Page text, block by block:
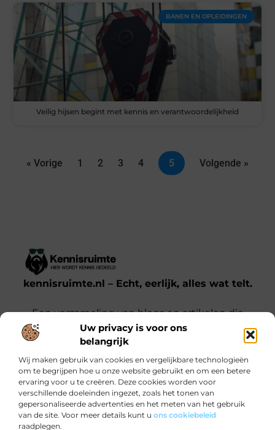
Uw privacy is voor ons
belangrijk
Wij maken gebruik van cookies en vergelijkbare technologieën
om te begrijpen hoe u onze website gebruikt en om een betere
ervaring voor u te creëren. Deze cookies worden voor
verschillende doeleinden ingezet, zoals het tonen van
gepersonaliseerde advertenties en het meten van het gebruik
van de site. Voor meer details kunt u ons cookiebeleid
raadplegen.
BANEN EN OPLEIDINGEN
Veilig hijsen begint met kennis en verantwoordelijkheid
« Vorige 1 2 3 4 5 Volgende »
kennisruimte.nl – Echt, eerlijk, alles wat telt.
Een verzameling van blogs en artikelen die
een breed scala aan onderwerpen uit het
dagelijks leven behandelen.
Onze informatie
Bericht categorie